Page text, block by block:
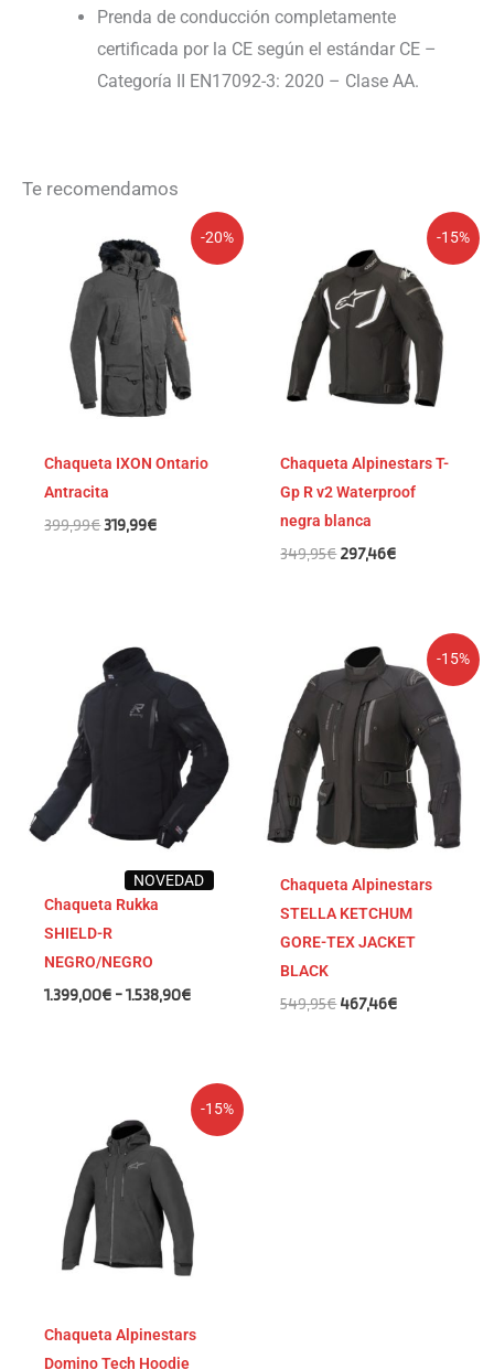
Prenda de conducción completamente
certificada por la CE según el estándar CE –
Categoría II EN17092-3: 2020 – Clase AA.
Te recomendamos
-20%
Chaqueta IXON Ontario
Antracita
399,99€
precio
original
era:
399,99€.
319,99€
precio
actual
es:
319,99€.
-15%
Chaqueta Alpinestars T-
Gp R v2 Waterproof
negra blanca
349,95€
precio
original
era:
349,95€.
297,46€
precio
actual
es:
297,46€.
NOVEDAD
Chaqueta Rukka
SHIELD-R
NEGRO/NEGRO
1.399,00€ -1.538,90€
precios:
desde
1.399,00€
hasta
1.538,90€
-15%
Chaqueta Alpinestars
STELLA KETCHUM
GORE-TEX JACKET
BLACK
549,95€
El
precio
original
era:
549,95€.
467,46€
precio
actual
467,46€.
-15%
Chaqueta Alpinestars
Domino Tech Hoodie
precio
original
era:
229,95€.
precio
actual
es:
195,46€.